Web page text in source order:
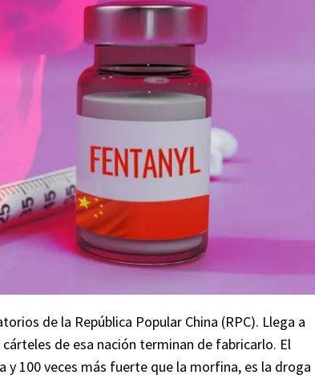
de la República Popular China (RPC). Llega a
de esa nación terminan de fabricarlo. El
100 veces más fuerte que la morfina, es la droga